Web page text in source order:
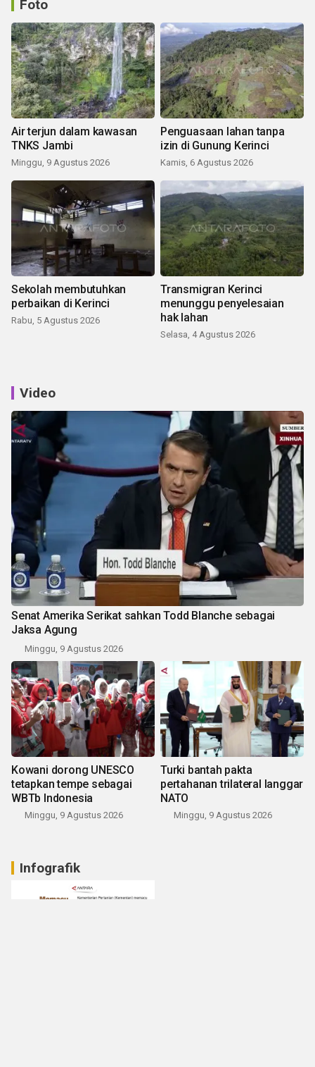
Foto
Air terjun dalam kawasan
TNKS Jambi
Minggu, 9 Agustus 2026
Penguasaan lahan tanpa
izin di Gunung Kerinci
Kamis, 6 Agustus 2026
Sekolah membutuhkan
perbaikan di Kerinci
Rabu, 5 Agustus 2026
Transmigran Kerinci
menunggu penyelesaian
hak lahan
Selasa, 4 Agustus 2026
Video
Senat Amerika Serikat sahkan Todd Blanche sebagai
Jaksa Agung
Minggu, 9 Agustus 2026
Kowani dorong UNESCO
tetapkan tempe sebagai
WBTb Indonesia
Minggu, 9 Agustus 2026
Turki bantah pakta
pertahanan trilateral langgar
NATO
Minggu, 9 Agustus 2026
Infografik